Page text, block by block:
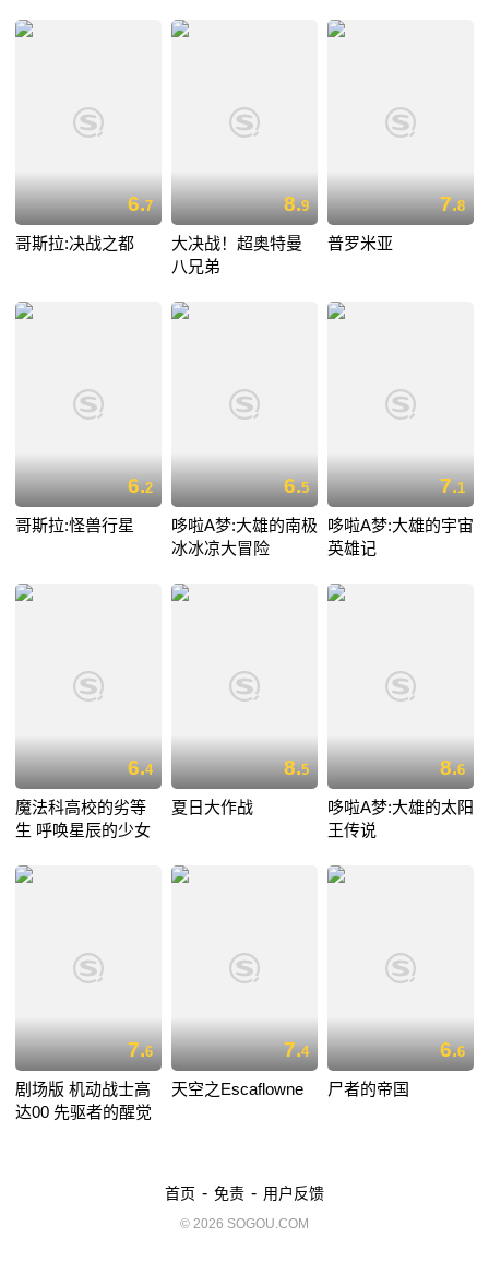
6.7
哥斯拉:决战之都
8.9
大决战！超奥特曼
八兄弟
7.8
普罗米亚
6.2
哥斯拉:怪兽行星
6.5
哆啦A梦:大雄的南极
冰冰凉大冒险
7.1
哆啦A梦:大雄的宇宙
英雄记
6.4
魔法科高校的劣等
生 呼唤星辰的少女
8.5
夏日大作战
8.6
哆啦A梦:大雄的太阳
王传说
7.6
剧场版 机动战士高
达00 先驱者的醒觉
7.4
天空之Escaflowne
6.6
尸者的帝国
首页 - 免责 - 用户反馈
© 2026 SOGOU.COM